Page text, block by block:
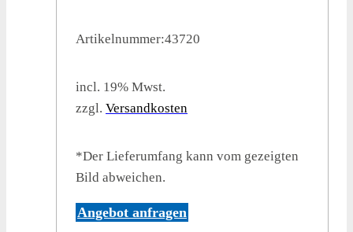
Artikelnummer:43720
incl. 19% Mwst.
zzgl. Versandkosten
*Der Lieferumfang kann vom gezeigten
Bild abweichen.
Angebot anfragen